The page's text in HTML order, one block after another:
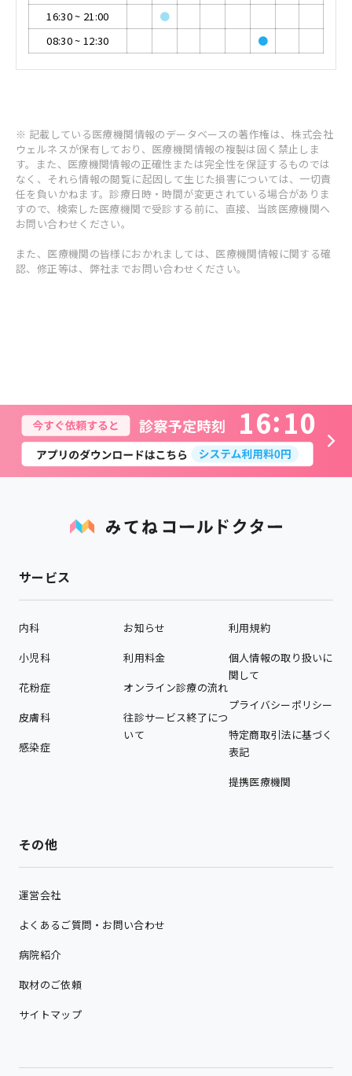
16:30~ 21:00
●
08:30~ 12:30 ●
※ 記載している医療機関情報のデータベースの著作権は、株式会社
ウェルネスが保有しており、医療機関情報の複製は固く禁止しま
す。また、医療機関情報の正確性または完全性を保証するものでは
なく、それら情報の閲覧に起因して生じた損害については、一切責
任を負いかねます。診療日時・時間が変更されている場合がありま
すので、検索した医療機関で受診する前に、直接、当該医療機関へ
お問い合わせください。
また、医療機関の皆様におかれましては、医療機関情報に関する確
認、修正等は、弊社までお問い合わせください。
16 10
サービス
内科
小児科
花粉症
皮膚科
感染症
お知らせ
利用料金
オンライン診療の流れ
往診サービス終了につ
いて
利用規約
個人情報の取り扱いに
関して
プライバシーポリシー
特定商取引法に基づく
表記
提携医療機関
その他
運営会社
よくあるご質問・お問い合わせ
病院紹介
取材のご依頼
サイトマップ